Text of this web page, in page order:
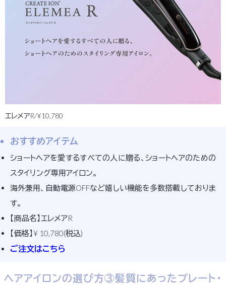
エレメアR/¥10,780
おすすめアイテム
ショートヘアを愛するすべての人に贈る、ショートヘアのための
スタイリング専用アイロン。
海外兼用、自動電源OFFなど嬉しい機能を多数搭載しておりま
す。
【商品名】エレメアR
【価格】¥ 10,780(税込)
ご注文はこちら
ヘアアイロンの選び方③髪質にあったプレート・